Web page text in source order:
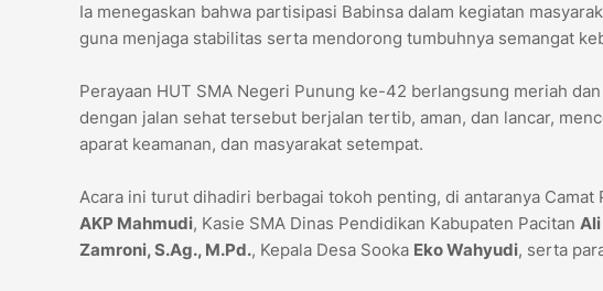
Ia menegaskan bahwa partisipasi Babinsa dalam kegiatan
guna menjaga stabilitas serta mendorong tumbuhnya semangat
Perayaan HUT SMA Negeri Punung ke-42 berlangsung meriah
dengan jalan sehat tersebut berjalan tertib, aman, dan lancar,
aparat keamanan, dan masyarakat setempat.
Acara ini turut dihadiri berbagai tokoh penting, di antaranya Camat
AKP Mahmudi, Kasie SMA Dinas Pendidikan Kabupaten Pacitan Ali
Zamroni, S.Ag., M.Pd., Kepala Desa Sooka Eko Wahyudi, serta